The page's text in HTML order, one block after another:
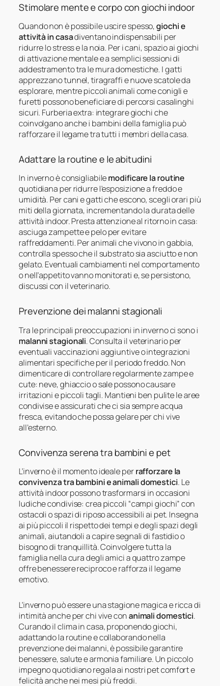
Stimolare mente e corpo con giochi indoor
Quando non è possibile uscire spesso,giochi e
attività in casadiventano indispensabili per
ridurre lo stress e la noia. Per i cani, spazio ai giochi
di attivazione mentale e a semplici sessioni di
addestramento tra le mura domestiche. I gatti
apprezzano tunnel, tiragraffi e nuove scatole da
esplorare, mentre piccoli animali come conigli e
furetti possono beneficiare di percorsi casalinghi
sicuri. Furberia extra: integrare giochi che
coinvolgano anche i bambini della famiglia può
rafforzare il legame tra tutti i membri della casa.
Adattare la routine e le abitudini
In inverno è consigliabilemodificare la routine
quotidiana per ridurre l’esposizione a freddo e
umidità. Per cani e gatti che escono, scegli orari più
miti della giornata, incrementando la durata delle
attività indoor. Presta attenzione al ritorno in casa:
asciuga zampette e pelo per evitare
raffreddamenti. Per animali che vivono in gabbia,
controlla spesso che il substrato sia asciutto e non
gelato. Eventuali cambiamenti nel comportamento
o nell’appetito vanno monitorati e, se persistono,
discussi con il veterinario.
Prevenzione dei malanni stagionali
Tra le principali preoccupazioni in inverno ci sono i
malanni stagionali. Consulta il veterinario per
eventuali vaccinazioni aggiuntive o integrazioni
alimentari specifiche per il periodo freddo. Non
dimenticare di controllare regolarmente zampe e
cute: neve, ghiaccio o sale possono causare
irritazioni e piccoli tagli. Mantieni ben pulite le aree
condivise e assicurati che ci sia sempre acqua
fresca, evitando che possa gelare per chi vive
all’esterno.
Convivenza serena tra bambini e pet
L’inverno è il momento ideale perrafforzare la
convivenza tra bambini e animali domestici. Le
attività indoor possono trasformarsi in occasioni
ludiche condivise: crea piccoli “campi giochi” con
ostacoli o spazi di riposo accessibili ai pet. Insegna
ai più piccoli il rispetto dei tempi e degli spazi degli
animali, aiutandoli a capire segnali di fastidio o
bisogno di tranquillità. Coinvolgere tutta la
famiglia nella cura degli amici a quattro zampe
offre benessere reciproco e rafforza il legame
emotivo.
L’inverno può essere una stagione magica e ricca di
intimità anche per chi vive conanimali domestici.
Curando il clima in casa, proponendo giochi,
adattando la routine e collaborando nella
prevenzione dei malanni, è possibile garantire
benessere, salute e armonia familiare. Un piccolo
impegno quotidiano regala ai nostri pet comfort e
felicità anche nei mesi più freddi.